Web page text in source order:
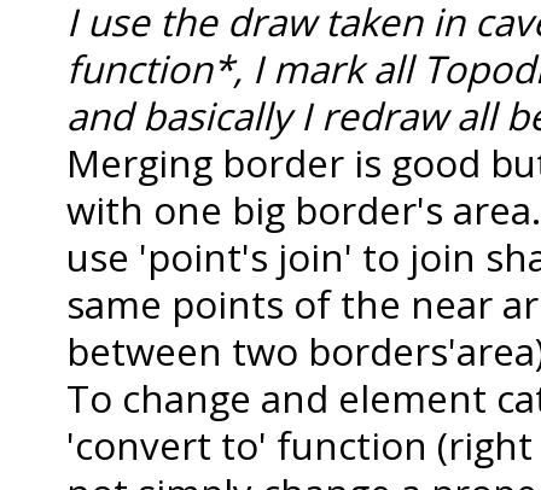
I use the draw taken in
function*, I mark all
and basically I redraw all
Merging border is good
with one big border's
use 'point's join' to join
same points of the near
between two
To change and element
'convert to' function (right